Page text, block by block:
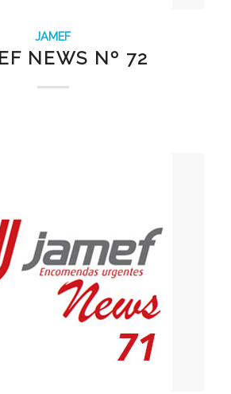
JAMEF
NEWS Nº 72